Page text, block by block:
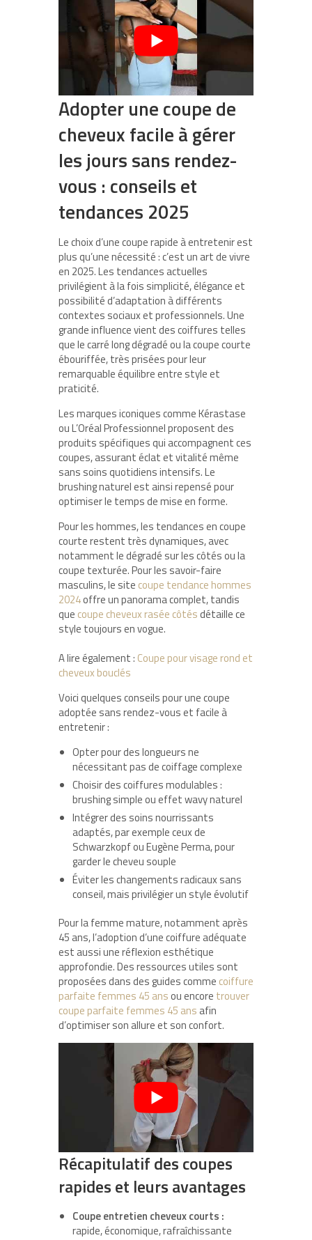
Adopter une coupe de
cheveux facile à gérer
les jours sans rendez-
vous : conseils et
tendances 2025
Le choix d’une coupe rapide à entretenir est
plus qu’une nécessité : c’est un art de vivre
en 2025. Les tendances actuelles
privilégient à la fois simplicité, élégance et
possibilité d’adaptation à différents
contextes sociaux et professionnels. Une
grande influence vient des coiffures telles
que le carré long dégradé ou la coupe courte
ébouriffée, très prisées pour leur
remarquable équilibre entre style et
praticité.
Les marques iconiques comme Kérastase
ou L’Oréal Professionnel proposent des
produits spécifiques qui accompagnent ces
coupes, assurant éclat et vitalité même
sans soins quotidiens intensifs. Le
brushing naturel est ainsi repensé pour
optimiser le temps de mise en forme.
Pour les hommes, les tendances en coupe
courte restent très dynamiques, avec
notamment le dégradé sur les côtés ou la
coupe texturée. Pour les savoir-faire
masculins, le site coupe tendance hommes
2024offre un panorama complet, tandis
que coupe cheveux rasée côtésdétaille ce
style toujours en vogue.
A lire également : Coupe pour visage rond et
cheveux bouclés
Voici quelques conseils pour une coupe
adoptée sans rendez-vous et facile à
entretenir :
Opter pour des longueurs ne
nécessitant pas de coiffage complexe
Choisir des coiffures modulables :
brushing simple ou effet wavy naturel
Intégrer des soins nourrissants
adaptés, par exemple ceux de
Schwarzkopf ou Eugène Perma, pour
garder le cheveu souple
Éviter les changements radicaux sans
conseil, mais privilégier un style évolutif
Pour la femme mature, notamment après
45 ans, l’adoption d’une coiffure adéquate
est aussi une réflexion esthétique
approfondie. Des ressources utiles sont
proposées dans des guides comme coiffure
parfaite femmes 45 ansou encore trouver
coupe parfaite femmes 45 ans afin
d’optimiser son allure et son confort.
Récapitulatif des coupes
rapides et leurs avantages
Coupe entretien cheveux courts :
rapide, économique, rafraîchissante